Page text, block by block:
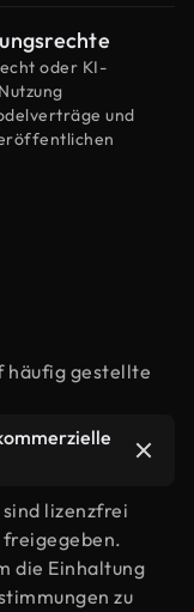
oder KI-
und
häufig gestellte
lizenzfrei
die Einhaltung
zu